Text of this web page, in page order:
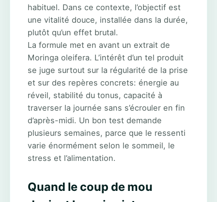
habituel. Dans ce contexte, l’objectif est
une vitalité douce, installée dans la durée,
plutôt qu’un effet brutal.
La formule met en avant un extrait de
Moringa oleifera. L’intérêt d’un tel produit
se juge surtout sur la régularité de la prise
et sur des repères concrets: énergie au
réveil, stabilité du tonus, capacité à
traverser la journée sans s’écrouler en fin
d’après-midi. Un bon test demande
plusieurs semaines, parce que le ressenti
varie énormément selon le sommeil, le
stress et l’alimentation.
Quand le coup de mou